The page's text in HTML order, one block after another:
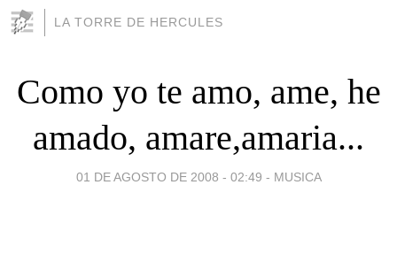
LA TORRE DE HERCULES
Como yo te amo, ame, he
amado, amare,amaria...
01 DE AGOSTO DE 2008 - 02:49 - MUSICA